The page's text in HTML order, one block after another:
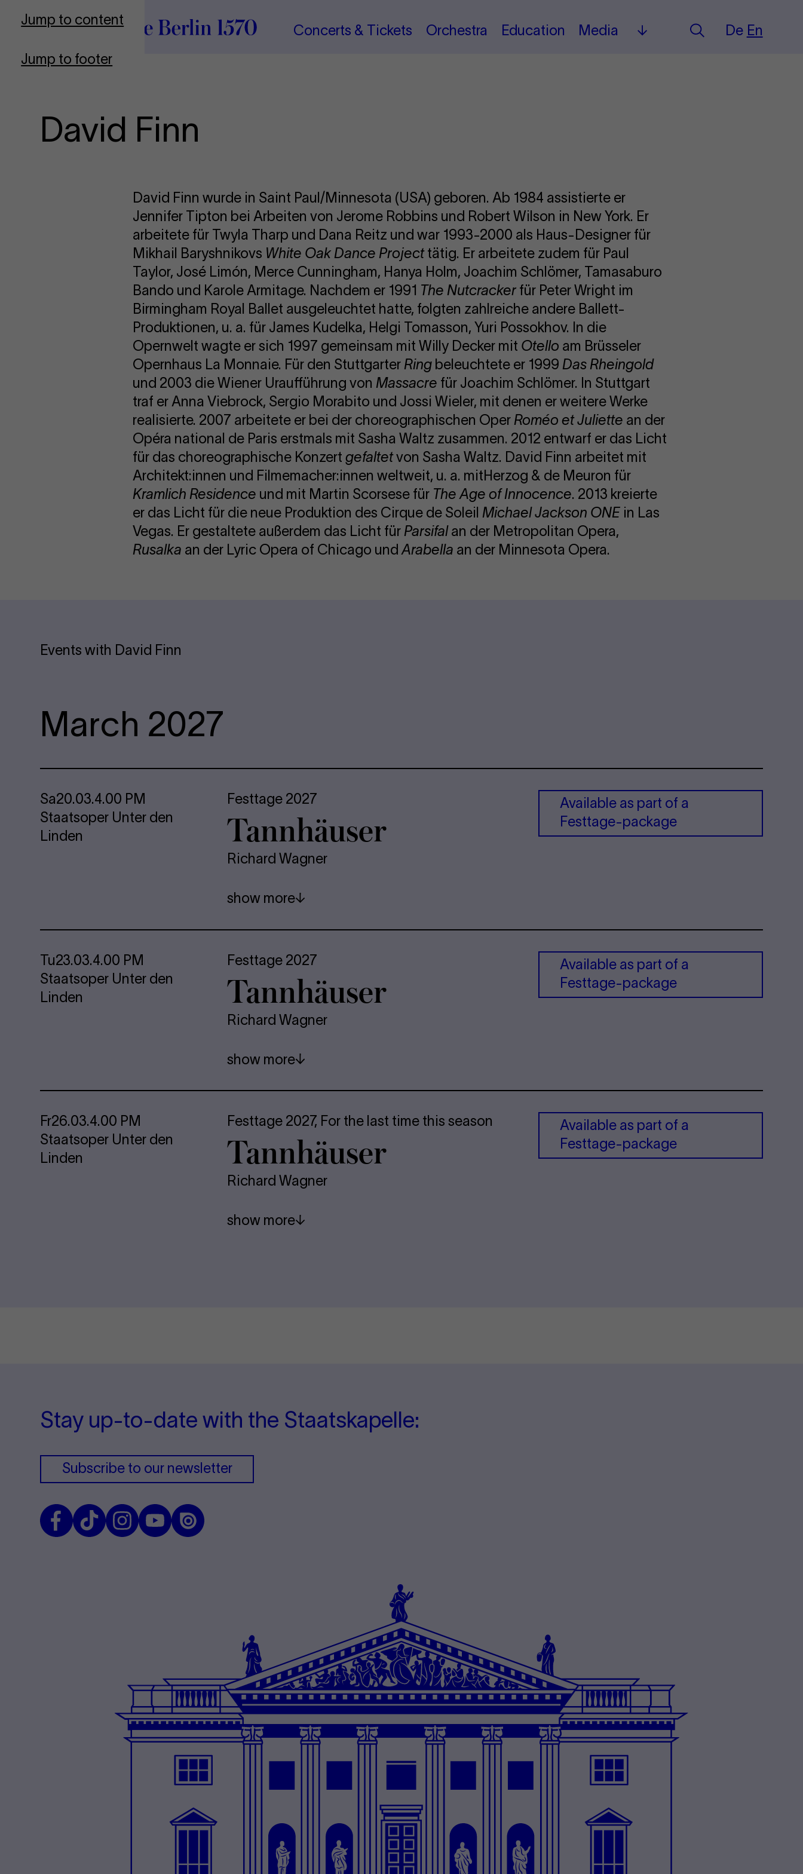
Jump to content
Jump to footer
To Frontpage
Concerts & Tickets Orchestra Education Media
Mehr SearchDeutsch
De English
En
David Finn
David Finn wurde in Saint Paul/Minnesota (USA) geboren. Ab 1984 assistierte er
Jennifer Tipton bei Arbeiten von Jerome Robbins und Robert Wilson in New York. Er
arbeitete für Twyla Tharp und Dana Reitz und war 1993-2000 als Haus-Designer für
Mikhail Baryshnikovs White Oak Dance Projecttätig. Er arbeitete zudem für Paul
Taylor, José Limón, Merce Cunningham, Hanya Holm, Joachim Schlömer, Tamasaburo
Bando und Karole Armitage. Nachdem er 1991 The Nutcracker für Peter Wright im
Birmingham Royal Ballet ausgeleuchtet hatte, folgten zahlreiche andere Ballett-
Produktionen, u. a. für James Kudelka, Helgi Tomasson, Yuri Possokhov. In die
Opernwelt wagte er sich 1997 gemeinsam mit Willy Decker mit Otello am Brüsseler
Opernhaus La Monnaie. Für den Stuttgarter Ring beleuchtete er 1999 Das Rheingold
und 2003 die Wiener Uraufführung von Massacre für Joachim Schlömer. In Stuttgart
traf er Anna Viebrock, Sergio Morabito und Jossi Wieler, mit denen er weitere Werke
realisierte. 2007 arbeitete er bei der choreographischen Oper Roméo et Juliette an der
Opéra national de Paris erstmals mit Sasha Waltz zusammen. 2012 entwarf er das Licht
für das choreographische Konzert gefaltetvon Sasha Waltz. David Finn arbeitet mit
Architekt:innen und Filmemacher:innen weltweit, u. a. mitHerzog & de Meuron für
Kramlich Residence und mit Martin Scorsese für The Age of Innocence. 2013 kreierte
er das Licht für die neue Produktion des Cirque de Soleil Michael Jackson ONE in Las
Vegas. Er gestaltete außerdem das Licht für Parsifalan der Metropolitan Opera,
Rusalka an der Lyric Opera of Chicago undArabella an der Minnesota Opera.
Events with David Finn
March 2027
Sa20.03.4.00 PM
Staatsoper Unter den
Linden
Festtage 2027
Tannhäuser
Richard Wagner
show more
Avail­able as part of a
Festtage-​package
Tu23.03.4.00 PM
Staatsoper Unter den
Linden
Festtage 2027
Tannhäuser
Richard Wagner
show more
Avail­able as part of a
Festtage-​package
Fr26.03.4.00 PM
Staatsoper Unter den
Linden
Festtage 2027, For the last time this season
Tannhäuser
Richard Wagner
show more
Avail­able as part of a
Festtage-​package
Stay up-to-date with the Staatskapelle:
Subscribe to our newsletter
Facebook
TikTokInstagram
Youtube
Issuu